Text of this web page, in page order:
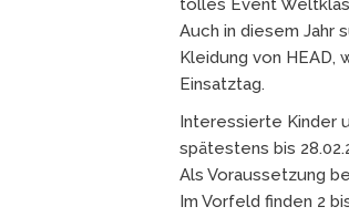
tolles Event
Auch in diesem Jahr
Kleidung von HEAD,
Einsatztag.
Interessierte Kinder
spätestens bis
Als Voraussetzung
Im Vorfeld finden 2